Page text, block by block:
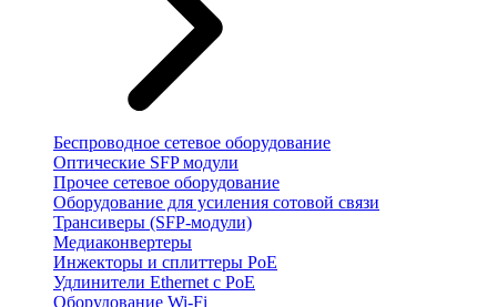
Беспроводное сетевое оборудование
Оптические SFP модули
Прочее сетевое оборудование
Оборудование для усиления сотовой связи
Трансиверы (SFP-модули)
Медиаконвертеры
Инжекторы и сплиттеры PoE
Удлинители Ethernet с PoE
Оборудование Wi-Fi